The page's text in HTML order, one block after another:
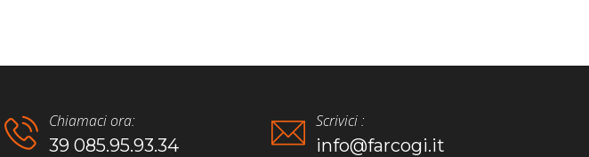
Chiamaci ora:
39 085.95.93.34
Scrivici :
info@farcogi.it